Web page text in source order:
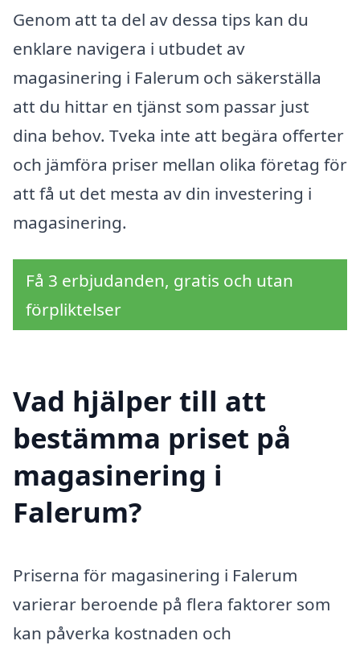
Genom att ta del av dessa tips kan du
enklare navigera i utbudet av
magasinering i Falerum och säkerställa
att du hittar en tjänst som passar just
dina behov. Tveka inte att begära offerter
och jämföra priser mellan olika företag för
att få ut det mesta av din investering i
magasinering.
Få 3 erbjudanden, gratis och utan
förpliktelser
Vad hjälper till att
bestämma priset på
magasinering i
Falerum?
Priserna för magasinering i Falerum
varierar beroende på flera faktorer som
kan påverka kostnaden och